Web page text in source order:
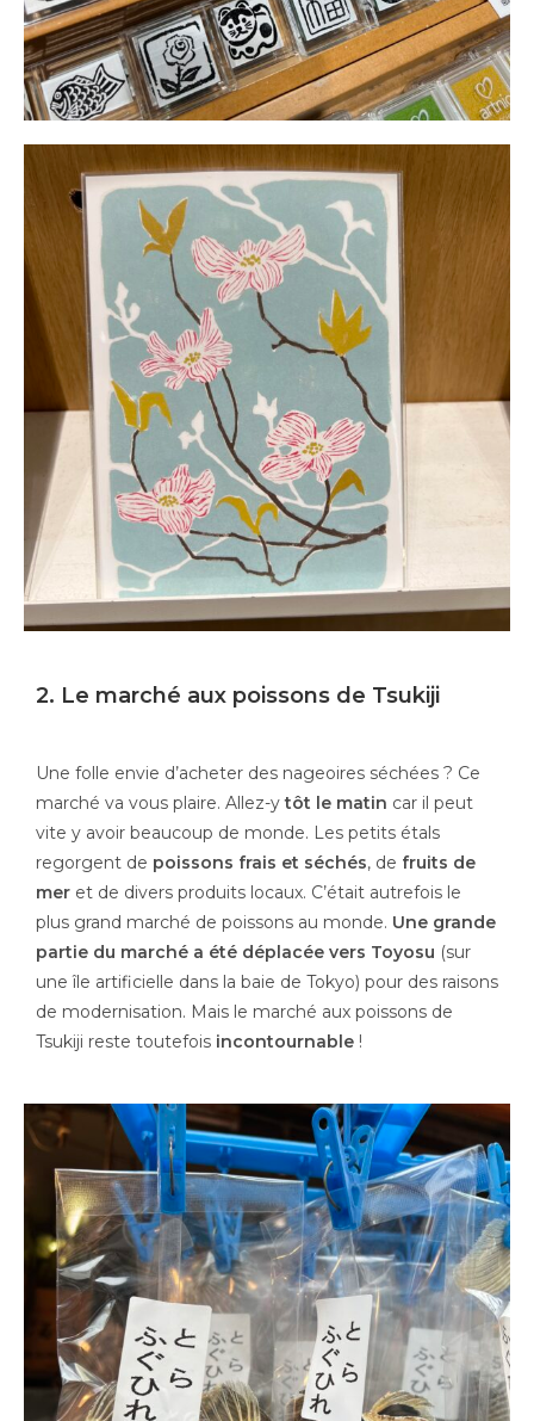
2. Le marché aux poissons de Tsukiji
Une folle envie d’acheter des nageoires séchées ? Ce
marché va vous plaire. Allez-ytôt le matin car il peut
vite y avoir beaucoup de monde. Les petits étals
regorgent de poissons frais et séchés, de fruits de
mer et de divers produits locaux. C’était autrefois le
plus grand marché de poissons au monde. Une grande
partie du marché a été déplacée vers Toyosu (sur
une île artificielle dans la baie de Tokyo) pour des raisons
de modernisation. Mais le marché aux poissons de
Tsukiji reste toutefois incontournable !